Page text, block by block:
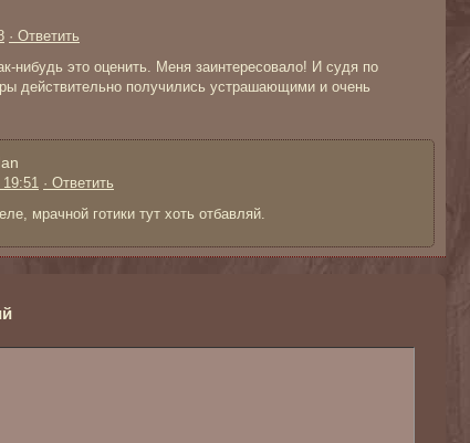
· Ответить
нибудь это оценить. Меня заинтересовало! И судя по
действительно получились устрашающими и очень
19:51 · Ответить
мрачной готики тут хоть отбавляй.